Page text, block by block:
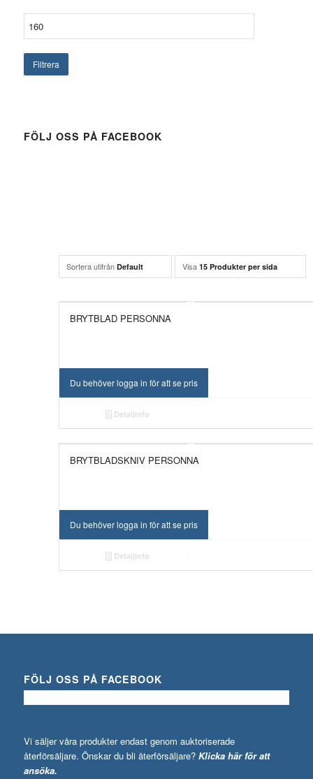
Sortera utifrån Default Visa 15 Produkter per sida
BRYTBLAD PERSONNA
Du behöver logga in för att se pris
Detaljinfo
BRYTBLADSKNIV PERSONNA
Du behöver logga in för att se pris
Detaljinfo
Filtrera
FÖLJ OSS PÅ FACEBOOK
FÖLJ OSS PÅ FACEBOOK
Vi säljer våra produkter endast genom auktoriserade
återförsäljare. Önskar du bli återförsäljare? Klicka här för att
ansöka.